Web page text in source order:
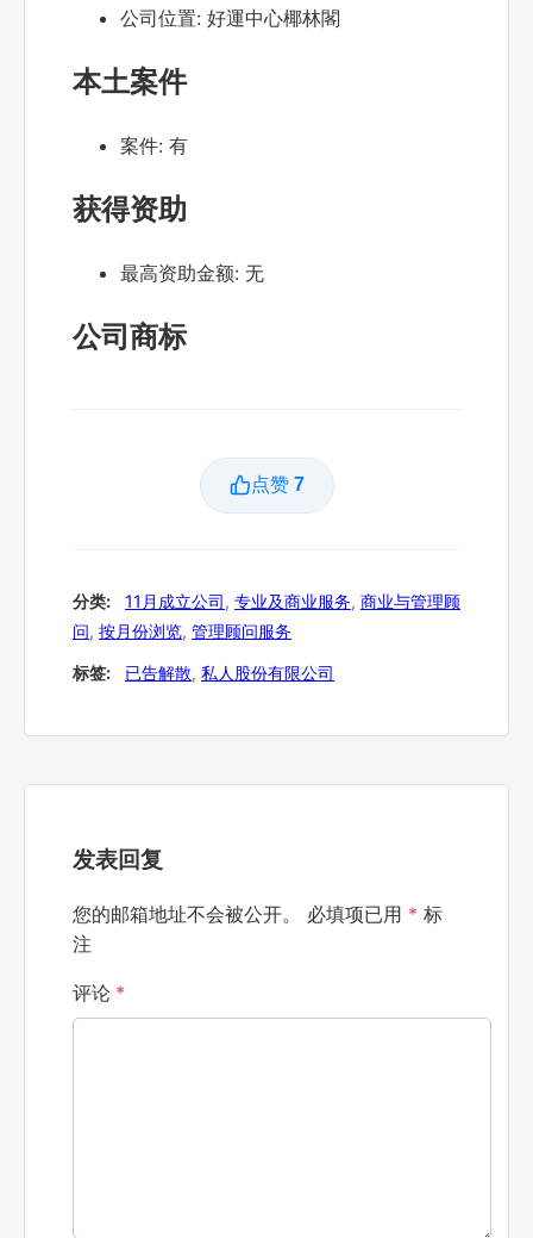
公司位置: 好運中心椰林閣
本土案件
案件: 有
获得资助
最高资助金额: 无
公司商标
点赞 7
分类: 11月成立公司, 专业及商业服务, 商业与管理顾
问, 按月份浏览, 管理顾问服务
标签: 已告解散, 私人股份有限公司
发表回复
您的邮箱地址不会被公开。 必填项已用 * 标
注
评论 *